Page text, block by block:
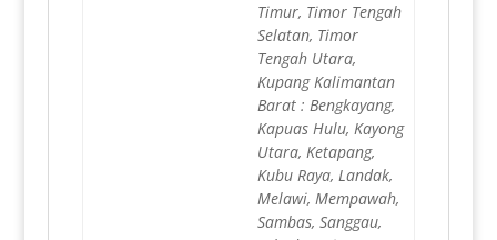
Timur, Timor Tengah
Selatan, Timor
Tengah Utara,
Kupang Kalimantan
Barat : Bengkayang,
Kapuas Hulu, Kayong
Utara, Ketapang,
Kubu Raya, Landak,
Melawi, Mempawah,
Sambas, Sanggau,